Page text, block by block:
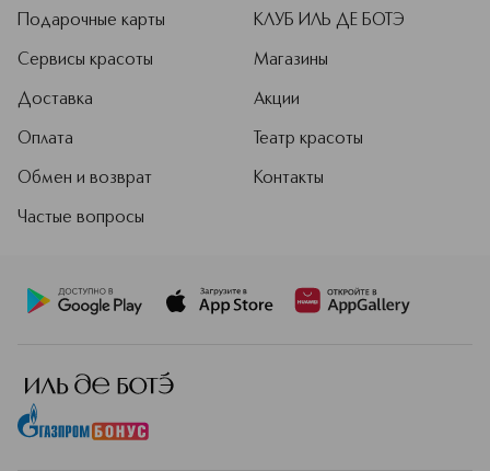
Подарочные карты
Сервисы красоты
Доставка
Оплата
Обмен и возврат
Частые вопросы
КЛУБ ИЛЬ ДЕ БОТЭ
Магазины
Акции
Театр красоты
Контакты